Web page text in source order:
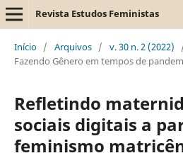
Revista Estudos Feministas
Início / Arquivos / v. 30 n. 2 (2022)
Fazendo Gênero em tempos de
Refletindo
sociais digitais a
feminismo